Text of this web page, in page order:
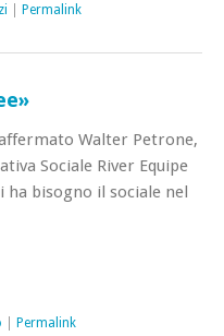
Permalink
Walter Petrone,
Sociale River Equipe
ha bisogno il sociale nel
Permalink